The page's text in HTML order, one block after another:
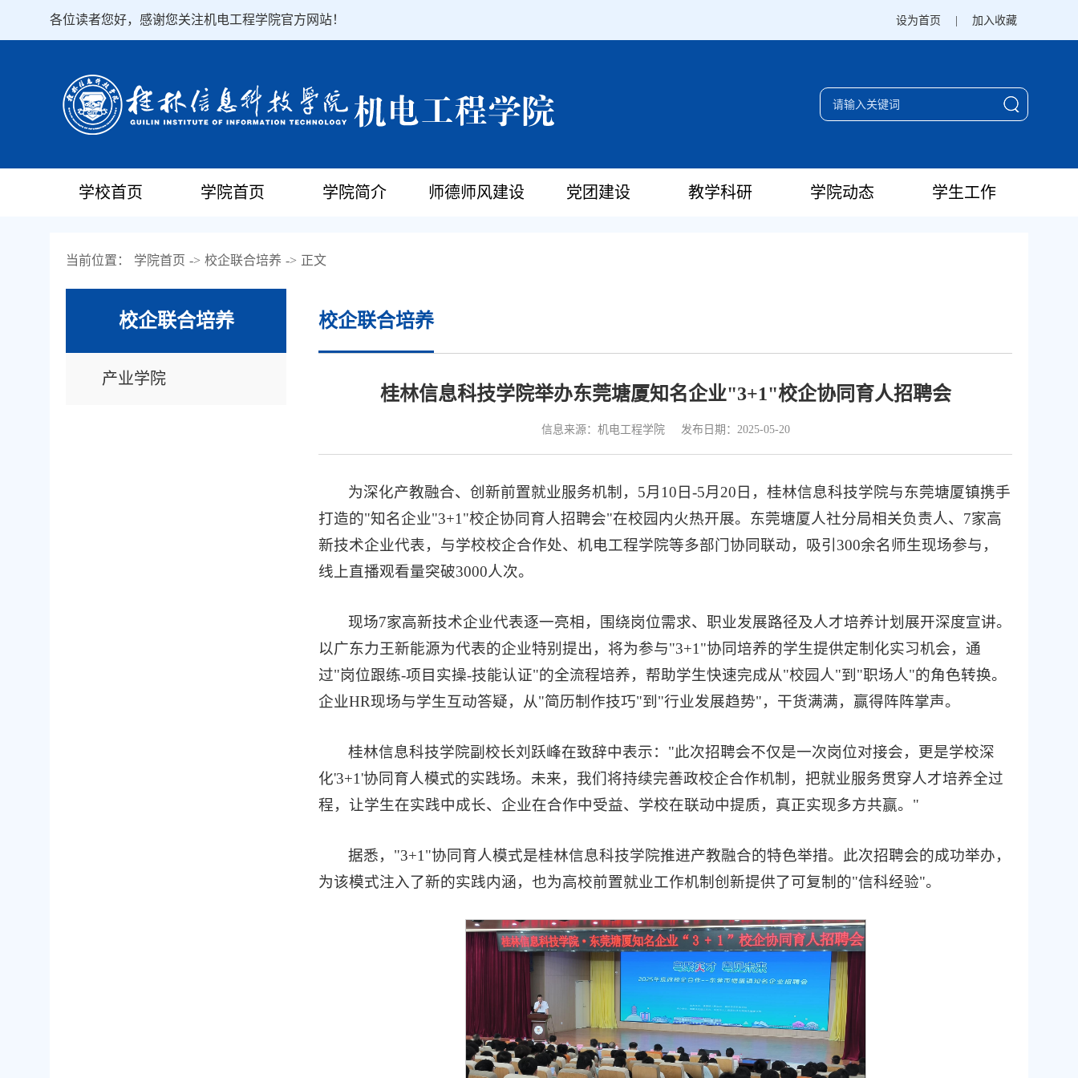
各位读者您好，感谢您关注机电工程学院官方网站！ 设为首页 加入收藏
学校首页 学院首页 学院简介 师德师风建设 党团建设 教学科研 学院动态 学生工作
当前位置： 学院首页 -> 校企联合培养 -> 正文
校企联合培养
产业学院
校企联合培养
桂林信息科技学院举办东莞塘厦知名企业"3+1"校企协同育人招聘会
信息来源：机电工程学院 发布日期：2025-05-20
为深化产教融合、创新前置就业服务机制，5月10日-5月20日，桂林信息科技学院与东莞塘厦镇携手
打造的"知名企业"3+1"校企协同育人招聘会"在校园内火热开展。东莞塘厦人社分局相关负责人、7家高
新技术企业代表，与学校校企合作处、机电工程学院等多部门协同联动，吸引300余名师生现场参与，
线上直播观看量突破3000人次。
现场7家高新技术企业代表逐一亮相，围绕岗位需求、职业发展路径及人才培养计划展开深度宣讲。
以广东力王新能源为代表的企业特别提出，将为参与"3+1"协同培养的学生提供定制化实习机会，通
过"岗位跟练-项目实操-技能认证"的全流程培养，帮助学生快速完成从"校园人"到"职场人"的角色转换。
企业HR现场与学生互动答疑，从"简历制作技巧"到"行业发展趋势"，干货满满，赢得阵阵掌声。
桂林信息科技学院副校长刘跃峰在致辞中表示："此次招聘会不仅是一次岗位对接会，更是学校深
化'3+1'协同育人模式的实践场。未来，我们将持续完善政校企合作机制，把就业服务贯穿人才培养全过
程，让学生在实践中成长、企业在合作中受益、学校在联动中提质，真正实现多方共赢。"
据悉，"3+1"协同育人模式是桂林信息科技学院推进产教融合的特色举措。此次招聘会的成功举办，
为该模式注入了新的实践内涵，也为高校前置就业工作机制创新提供了可复制的"信科经验"。